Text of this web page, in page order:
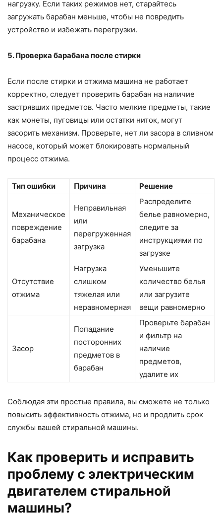
нагрузку. Если таких режимов нет, старайтесь
загружать барабан меньше, чтобы не повредить
устройство и избежать перегрузки.
5. Проверка барабана после стирки
Если после стирки и отжима машина не работает
корректно, следует проверить барабан на наличие
застрявших предметов. Часто мелкие предметы, такие
как монеты, пуговицы или остатки ниток, могут
засорить механизм. Проверьте, нет ли засора в сливном
насосе, который может блокировать нормальный
процесс отжима.
Тип ошибки Причина Решение
Механическое
повреждение
барабана
Неправильная
или
перегруженная
загрузка
Распределите
белье равномерно,
следите за
инструкциями по
загрузке
Отсутствие
отжима
Нагрузка
слишком
тяжелая или
неравномерная
Уменьшите
количество белья
или загрузите
вещи равномерно
Засор
Попадание
посторонних
предметов в
барабан
Проверьте барабан
и фильтр на
наличие
предметов,
удалите их
Соблюдая эти простые правила, вы сможете не только
повысить эффективность отжима, но и продлить срок
службы вашей стиральной машины.
Как проверить и исправить
проблему с электрическим
двигателем стиральной
машины?